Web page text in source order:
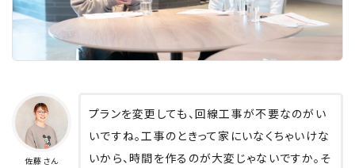
佐藤さん
プランを変更しても、回線工事が不要なのがい
いですね。工事のときって家にいなくちゃいけな
いから、時間を作るのが大変じゃないですか。そ